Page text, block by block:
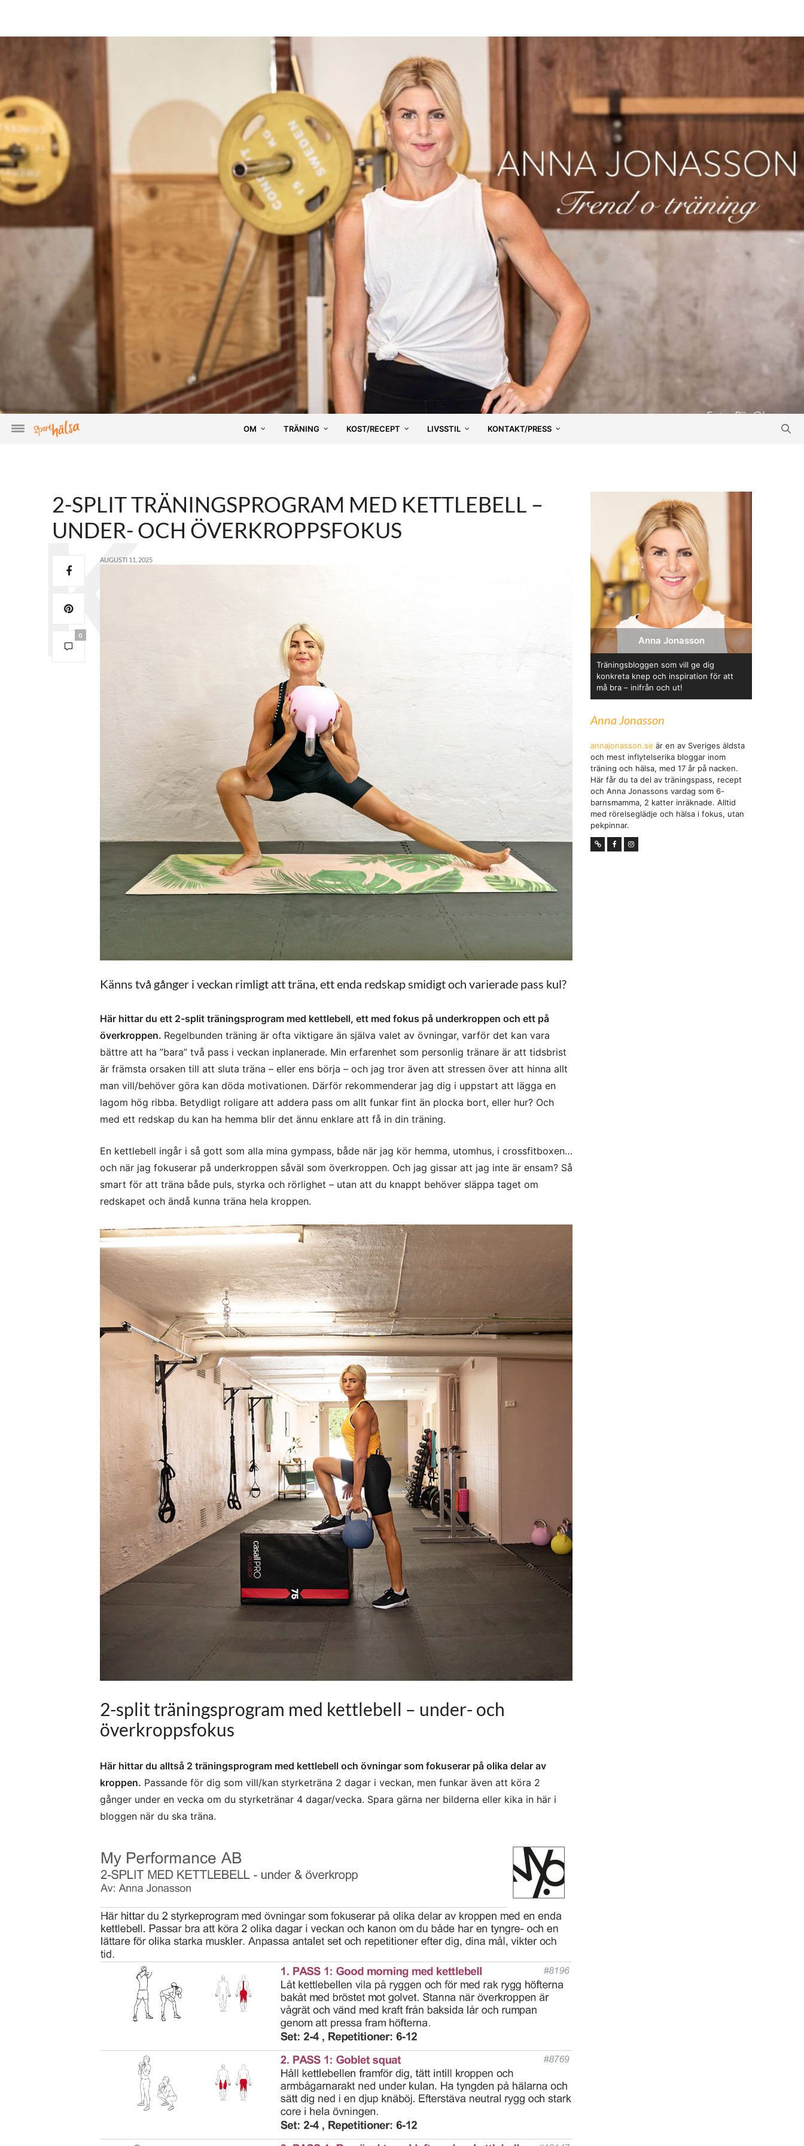
OM TRÄNING KOST/RECEPT LIVSSTIL KONTAKT/PRESS
2-SPLIT TRÄNINGSPROGRAM MED KETTLEBELL –
UNDER- OCH ÖVERKROPPSFOKUS
0
AUGUSTI 11, 2025
Känns två gånger i veckan rimligt att träna, ett enda redskap smidigt och varierade pass kul?
Här hittar du ett 2-split träningsprogram med kettlebell, ett med fokus på underkroppen och ett på
överkroppen. Regelbunden träning är ofta viktigare än själva valet av övningar, varför det kan vara
bättre att ha ”bara” två pass i veckan inplanerade. Min erfarenhet som personlig tränare är att tidsbrist
är främsta orsaken till att sluta träna – eller ens börja – och jag tror även att stressen över att hinna allt
man vill/behöver göra kan döda motivationen. Därför rekommenderar jag dig i uppstart att lägga en
lagom hög ribba. Betydligt roligare att addera pass om allt funkar fint än plocka bort, eller hur? Och
med ett redskap du kan ha hemma blir det ännu enklare att få in din träning.
En kettlebell ingår i så gott som alla mina gympass, både när jag kör hemma, utomhus, i crossfitboxen…
och när jag fokuserar på underkroppen såväl som överkroppen. Och jag gissar att jag inte är ensam? Så
smart för att träna både puls, styrka och rörlighet – utan att du knappt behöver släppa taget om
redskapet och ändå kunna träna hela kroppen.
2-split träningsprogram med kettlebell – under- och
överkroppsfokus
Här hittar du alltså 2 träningsprogram med kettlebell och övningar som fokuserar på olika delar av
kroppen. Passande för dig som vill/kan styrketräna 2 dagar i veckan, men funkar även att köra 2
gånger under en vecka om du styrketränar 4 dagar/vecka. Spara gärna ner bilderna eller kika in här i
bloggen när du ska träna.
Anna Jonasson
Träningsbloggen som vill ge dig
konkreta knep och inspiration för att
må bra – inifrån och ut!
Anna Jonasson
annajonasson.se är en av Sveriges äldsta
och mest inflytelserika bloggar inom
träning och hälsa, med 17 år på nacken.
Här får du ta del av träningspass, recept
och Anna Jonassons vardag som 6-
barnsmamma, 2 katter inräknade. Alltid
med rörelseglädje och hälsa i fokus, utan
pekpinnar.